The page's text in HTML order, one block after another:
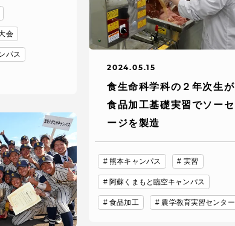
会
パス
2024.05.15
食生命科学科の２年次生が
食品加工基礎実習でソーセ
ージを製造
熊本キャンパス 実習
阿蘇くまもと臨空キャンパス
食品加工 農学教育実習センター
スリリース
卒業にあたっての
アンケート
学生・保護者向けポータル（TIPS）